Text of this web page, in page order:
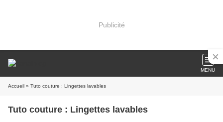
Publicité
MENU
Accueil » Tuto couture : Lingettes lavables
Tuto couture : Lingettes lavables